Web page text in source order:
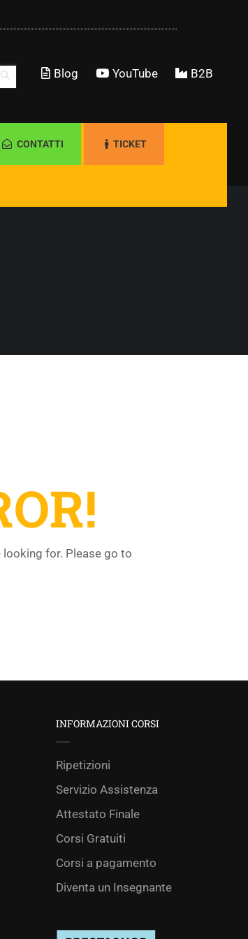
B2B
YouTube
Blog
CONTATTI TICKET
looking for. Please go to
INFORMAZIONI CORSI
Ripetizioni
Servizio Assistenza
Attestato Finale
Corsi Gratuiti
Corsi a pagamento
Diventa un Insegnante